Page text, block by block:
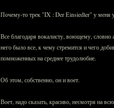
Почему-то трек "IX : Der Einsiedler" у меня
Все благодаря вокалисту, воющему, словно
него было все, к чему стремится и чего
помноженных на среднее трудолюбие.
Об этом, собственно, он и воет.
Воет, надо сказать, красиво, несмотря на